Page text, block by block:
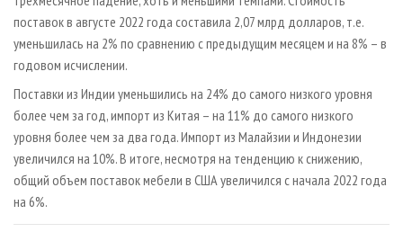
поставок в августе 2022 года составила 2,07 млрд долларов, т.е.
уменьшилась на 2% по сравнению с предыдущим месяцем и на 8% – в
годовом исчислении.
Поставки из Индии уменьшились на 24% до самого низкого уровня
более чем за год, импорт из Китая – на 11% до самого низкого
уровня более чем за два года. Импорт из Малайзии и Индонезии
увеличился на 10%. В итоге, несмотря на тенденцию к снижению,
общий объем поставок мебели в США увеличился с начала 2022 года
на 6%.